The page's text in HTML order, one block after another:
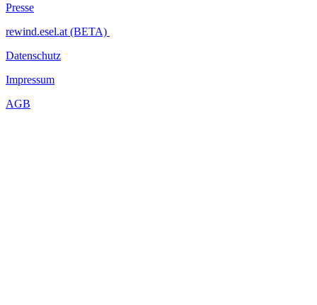
Presse
rewind.esel.at (BETA)
Datenschutz
Impressum
AGB